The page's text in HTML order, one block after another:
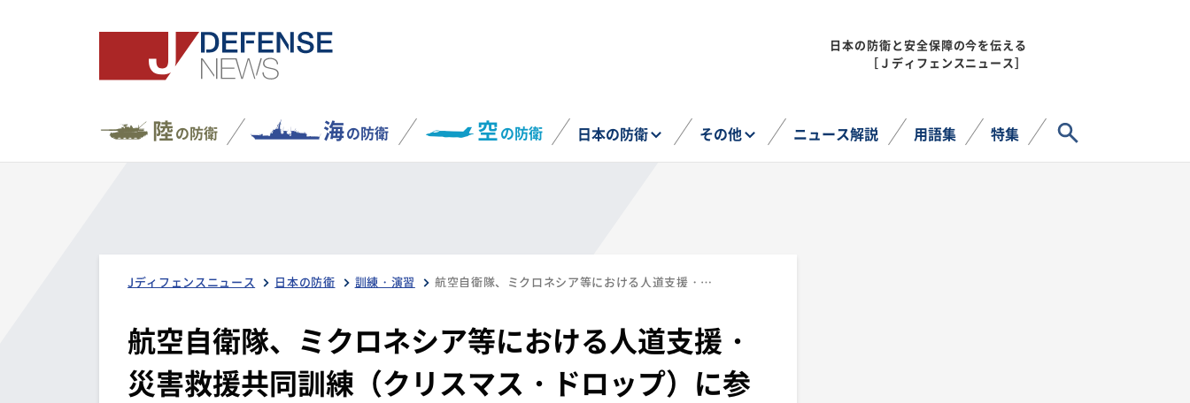
日本の防衛と安全保障の今を伝える
［Ｊディフェンスニュース］
陸の防衛 海の防衛 空の防衛 日本の防衛 その他 ニュース解説 用語集 特集
Jディフェンスニュース 日本の防衛 訓練・演習 航空自衛隊、ミクロネシア等における人道支援・災害救援共同訓練（クリスマス・ドロップ）に参加（12月24日）
航空自衛隊、ミクロネシア等における人道支援・
災害救援共同訓練（クリスマス・ドロップ）に参